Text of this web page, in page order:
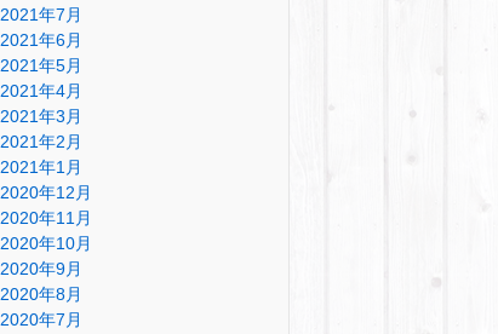
2021年7月
2021年6月
2021年5月
2021年4月
2021年3月
2021年2月
2021年1月
2020年12月
2020年11月
2020年10月
2020年9月
2020年8月
2020年7月